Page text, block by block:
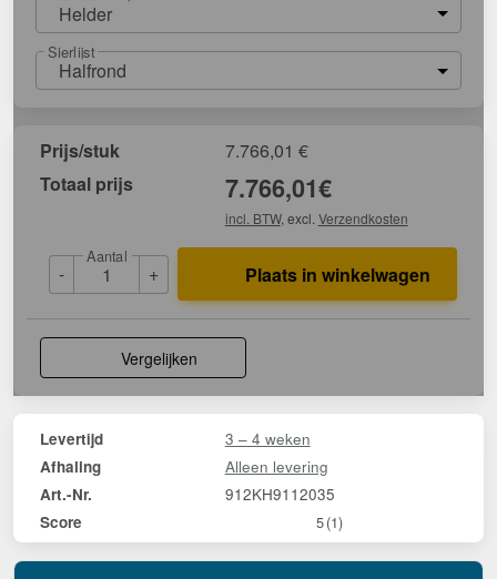
Helder
Sierlijst
Halfrond
Prijs/stuk 7.766,01 €
Totaal prijs
7.766,01€
incl. BTW, excl. Verzendkosten
-
Aantal
+ Plaats in winkelwagen
Vergelijken
Levertijd 3 – 4 weken
Afhaling Alleen levering
Art.-Nr. 912KH9112035
Score 5(1)